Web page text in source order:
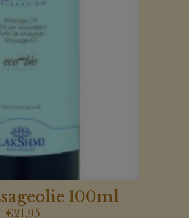
100ml
€21,95